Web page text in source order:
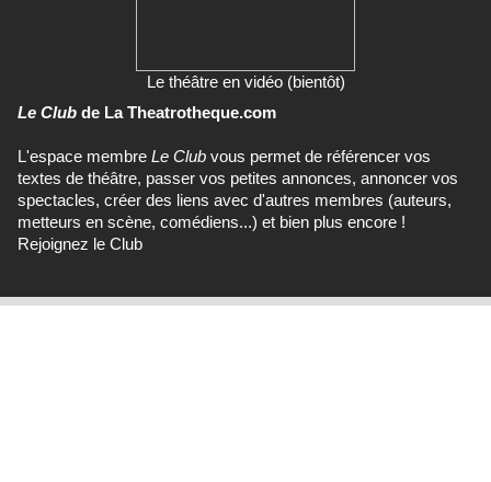
Le théâtre en vidéo (bientôt)
Le Club de La Theatrotheque.com
L'espace membre Le Club vous permet de référencer vos
textes de théâtre, passer vos petites annonces, annoncer vos
spectacles, créer des liens avec d'autres membres (auteurs,
metteurs en scène, comédiens...) et bien plus encore !
Rejoignez le Club